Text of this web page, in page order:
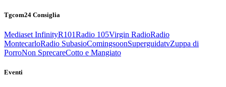
Tgcom24 Consiglia
Mediaset InfinityR101Radio 105Virgin RadioRadio
MontecarloRadio SubasioComingsoonSuperguidatvZuppa di
PorroNon SprecareCotto e Mangiato
Eventi